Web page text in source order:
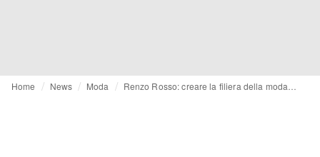
Home News Moda